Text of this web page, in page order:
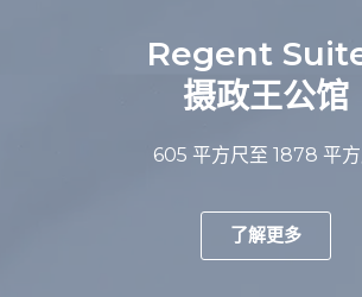
Regent
摄政王公馆
605 平方尺 至 1878 平
了解更多